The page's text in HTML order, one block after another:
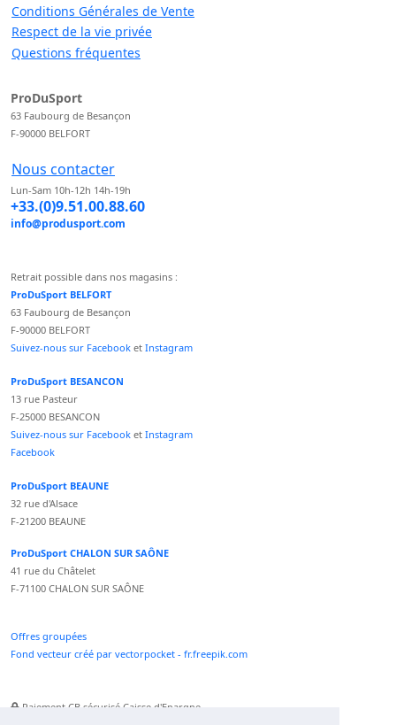
Conditions Générales de Vente
Respect de la vie privée
Questions fréquentes
ProDuSport
63 Faubourg de Besançon
F-90000 BELFORT
Nous contacter
Lun-Sam 10h-12h 14h-19h
+33.(0)9.51.00.88.60
info@produsport.com
Retrait possible dans nos magasins :
ProDuSport BELFORT
63 Faubourg de Besançon
F-90000 BELFORT
Suivez-nous sur Facebook et Instagram
ProDuSport BESANCON
13 rue Pasteur
F-25000 BESANCON
Suivez-nous sur Facebook et Instagram
Facebook
ProDuSport BEAUNE
32 rue d'Alsace
F-21200 BEAUNE
ProDuSport CHALON SUR SAÔNE
41 rue du Châtelet
F-71100 CHALON SUR SAÔNE
Offres groupées
Fond vecteur créé par vectorpocket - fr.freepik.com
Paiement CB sécurisé Caisse d'Epargne